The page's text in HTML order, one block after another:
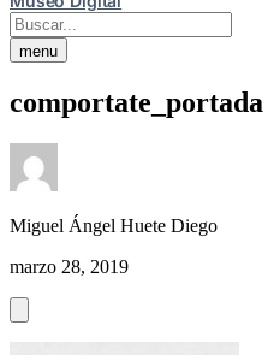
menu
comportate_portada
Miguel Ángel Huete Diego
marzo 28, 2019